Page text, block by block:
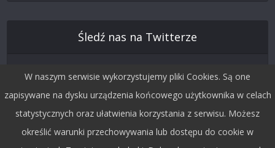
Śledź nas na Twitterze
W naszym serwisie wykorzystujemy pliki Cookies. Są one
zapisywane na dysku urządzenia końcowego użytkownika w celach
statystycznych oraz ułatwienia korzystania z serwisu. Możesz
określić warunki przechowywania lub dostępu do cookie w